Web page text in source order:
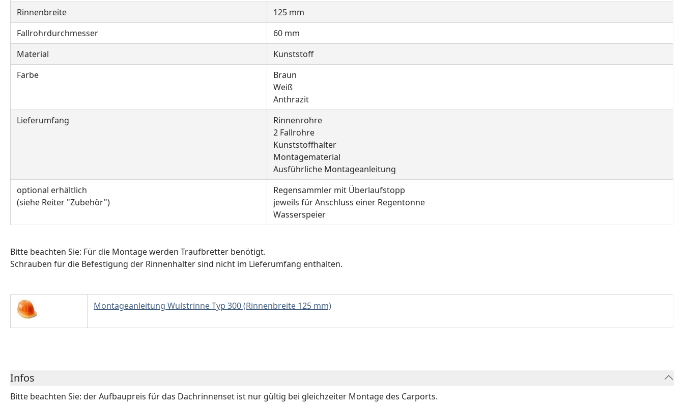
Rinnenbreite
125 mm
Fallrohrdurchmesser
60 mm
Material
Kunststoff
Farbe
Braun
Weiß
Anthrazit
Lieferumfang
Rinnenrohre
2 Fallrohre
Kunststoffhalter
Montagematerial
Ausführliche Montageanleitung
optional erhältlich
(siehe Reiter "Zubehör")
Regensammler mit Überlaufstopp
jeweils für Anschluss einer Regentonne
Wasserspeier
Bitte beachten Sie: Für die Montage werden Traufbretter benötigt.
Schrauben für die Befestigung der Rinnenhalter sind nicht im Lieferumfang enthalten.
Montageanleitung Wulstrinne Typ 300 (Rinnenbreite 125 mm)
Infos
Bitte beachten Sie: der Aufbaupreis für das Dachrinnenset ist nur gültig bei gleichzeiter Montage des Carports.